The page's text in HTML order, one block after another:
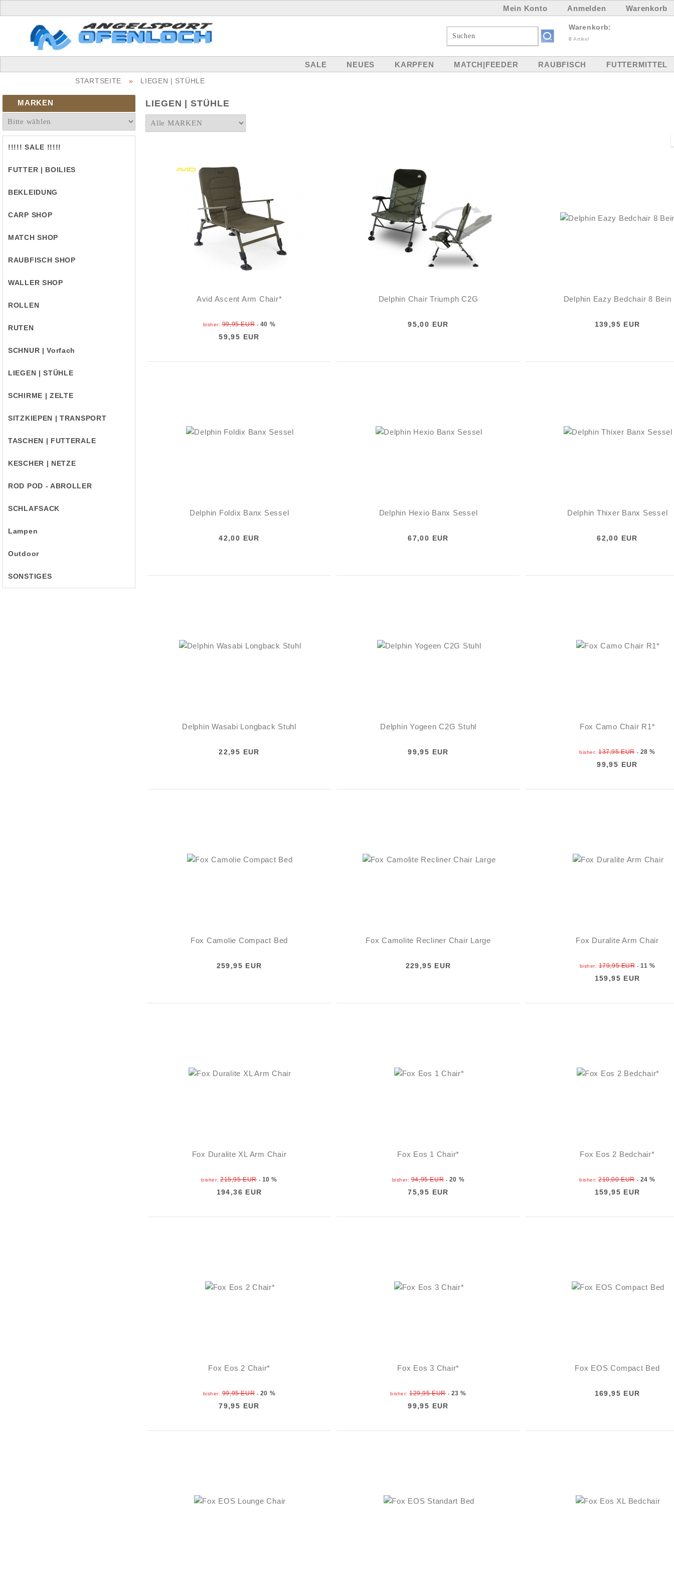
Mein Konto Anmelden Warenkorb
Warenkorb:
0 Artikel
SALE NEUES KARPFEN MATCH|FEEDER RAUBFISCH FUTTERMITTEL
STARTSEITE » LIEGEN | STÜHLE
MARKEN
!!!!! SALE !!!!!
FUTTER | BOILIES
BEKLEIDUNG
CARP SHOP
MATCH SHOP
RAUBFISCH SHOP
WALLER SHOP
ROLLEN
RUTEN
SCHNUR | Vorfach
LIEGEN | STÜHLE
SCHIRME | ZELTE
SITZKIEPEN | TRANSPORT
TASCHEN | FUTTERALE
KESCHER | NETZE
ROD POD - ABROLLER
SCHLAFSACK
Lampen
Outdoor
SONSTIGES
LIEGEN | STÜHLE
Avid Ascent Arm Chair*
bisher: 99,95 EUR- 40 %
59,95 EUR
Delphin Chair Triumph C2G
95,00 EUR
Delphin Eazy Bedchair 8 Bein
139,95 EUR
Delphin Foldix Banx Sessel
42,00 EUR
Delphin Hexio Banx Sessel
67,00 EUR
Delphin Thixer Banx Sessel
62,00 EUR
Delphin Wasabi Longback Stuhl
22,95 EUR
Delphin Yogeen C2G Stuhl
99,95 EUR
Fox Camo Chair R1*
bisher:137,95 EUR - 28 %
99,95 EUR
Fox Camolie Compact Bed
259,95 EUR
Fox Camolite Recliner Chair Large
229,95 EUR
Fox Duralite Arm Chair
bisher:179,95 EUR-11 %
159,95 EUR
Fox Duralite XL Arm Chair
bisher:215,95 EUR - 10 %
194,36 EUR
Fox Eos 1 Chair*
bisher: 94,95 EUR- 20 %
75,95 EUR
Fox Eos 2 Bedchair*
bisher:210,00 EUR - 24 %
159,95 EUR
Fox Eos 2 Chair*
bisher: 99,95 EUR- 20 %
79,95 EUR
Fox Eos 3 Chair*
bisher:129,95 EUR - 23 %
99,95 EUR
Fox EOS Compact Bed
169,95 EUR